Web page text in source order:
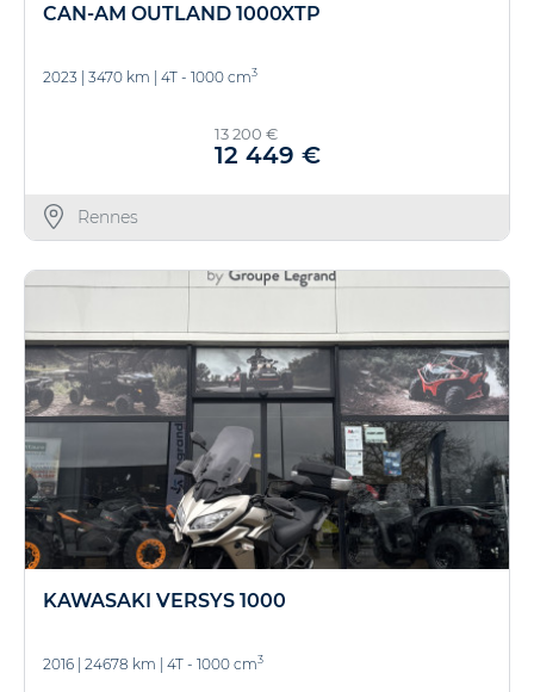
CAN-AM OUTLAND 1000XTP
2023 3470 km 4T - 1000 cm3
13 200 €
12 449 €
Rennes
KAWASAKI VERSYS 1000
2016 | 24678 km | 4T - 1000 cm3